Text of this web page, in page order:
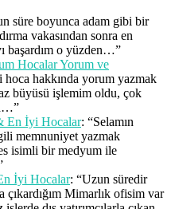
süre boyunca adam gibi bir
vakasından sonra en
başardım o yüzden…”
Hocalar Yorum ve
hakkında yorum yazmak
büyüsü işlemim oldu, çok
”
En İyi Hocalar: “Selamın
memnuniyet yazmak
isimli bir medyum ile
İyi Hocalar: “Uzun süredir
Mimarlık ofisim var